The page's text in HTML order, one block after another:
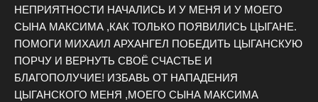
НЕПРИЯТНОСТИ НАЧАЛИСЬ И У МЕНЯ И У МОЕГО
СЫНА МАКСИМА ,КАК ТОЛЬКО ПОЯВИЛИСЬ ЦЫГАНЕ.
ПОМОГИ МИХАИЛ АРХАНГЕЛ ПОБЕДИТЬ ЦЫГАНСКУЮ
ПОРЧУ И ВЕРНУТЬ СВОЁ СЧАСТЬЕ И
БЛАГОПОЛУЧИЕ! ИЗБАВЬ ОТ НАПАДЕНИЯ
ЦЫГАНСКОГО МЕНЯ ,МОЕГО СЫНА МАКСИМА